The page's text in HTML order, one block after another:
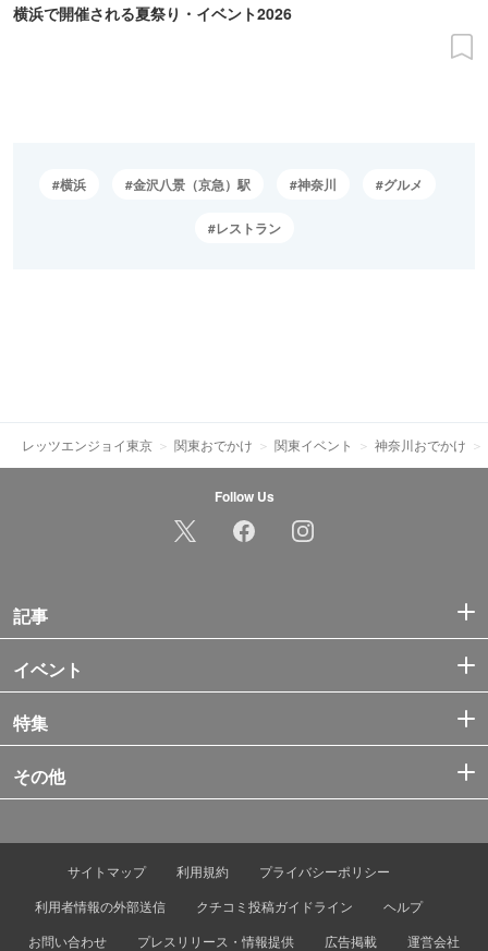
横浜で開催される夏祭り・イベント2026
横浜 金沢八景（京急）駅 神奈川 グルメ
レストラン
レッツエンジョイ東京 関東おでかけ 関東イベント 神奈川おでかけ
Follow Us
記事
イベント
特集
その他
サイトマップ 利用規約
プライバシーポリシー
利用者情報の外部送信
クチコミ投稿ガイドライン
ヘルプ
お問い合わせ
プレスリリース・情報提供 広告掲載 運営会社